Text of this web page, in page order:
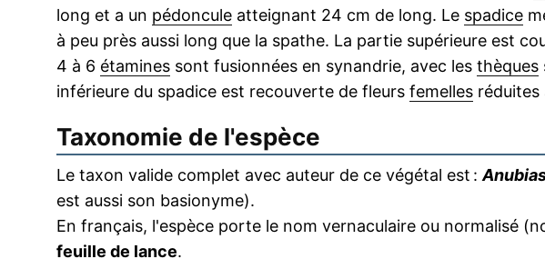
long et a un pédoncule atteignant 24 cm de long. Le spadice
à peu près aussi long que la spathe. La partie supérieure est
4 à 6 étamines sont fusionnées en synandrie, avec les thèques
inférieure du spadice est recouverte de fleurs femelles réduites
Taxonomie de l'espèce
Le taxon valide complet avec auteur de ce végétal est :
est aussi son basionyme).
En français, l'espèce porte le nom vernaculaire ou normalisé
feuille de lance.